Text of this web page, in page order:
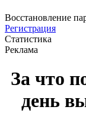
Восстановление
Регистрация
Статистика
Реклама
За что
день